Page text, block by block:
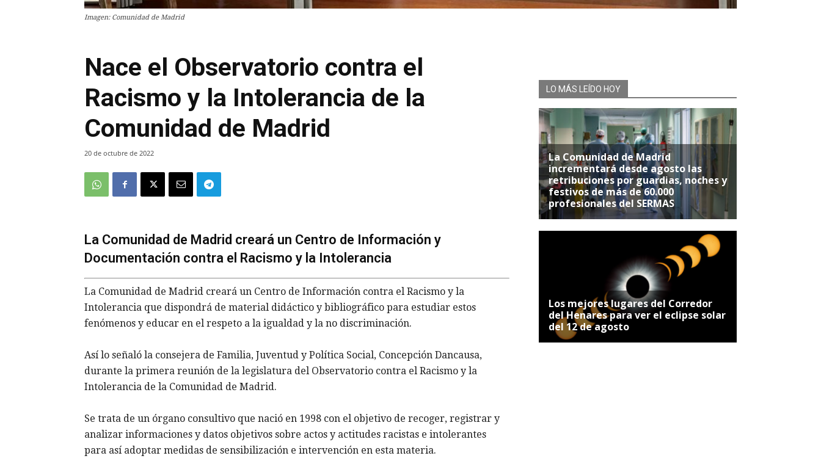
Imagen: Comunidad de Madrid
Nace el Observatorio contra el
Racismo y la Intolerancia de la
Comunidad de Madrid
20 de octubre de 2022
La Comunidad de Madrid creará un Centro de Información y
Documentación contra el Racismo y la Intolerancia
La Comunidad de Madrid creará un Centro de Información contra el Racismo y la
Intolerancia que dispondrá de material didáctico y bibliográfico para estudiar estos
fenómenos y educar en el respeto a la igualdad y la no discriminación.
Así lo señaló la consejera de Familia, Juventud y Política Social, Concepción Dancausa,
durante la primera reunión de la legislatura del Observatorio contra el Racismo y la
Intolerancia de la Comunidad de Madrid.
Se trata de un órgano consultivo que nació en 1998 con el objetivo de recoger, registrar y
analizar informaciones y datos objetivos sobre actos y actitudes racistas e intolerantes
para así adoptar medidas de sensibilización e intervención en esta materia.
LO MÁS LEÍDO HOY